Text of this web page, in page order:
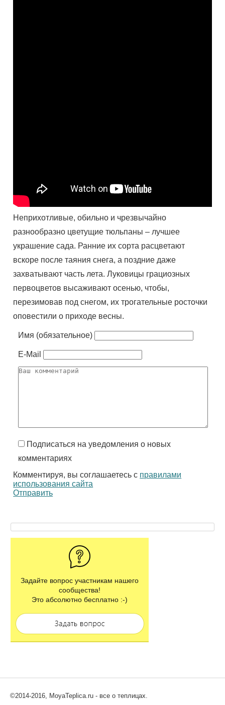
Неприхотливые, обильно и чрезвычайно
разнообразно цветущие тюльпаны – лучшее
украшение сада. Ранние их сорта расцветают
вскоре после таяния снега, а поздние даже
захватывают часть лета. Луковицы грациозных
первоцветов высаживают осенью, чтобы,
перезимовав под снегом, их трогательные росточки
оповестили о приходе весны.
Имя (обязательное)
E-Mail
Подписаться на уведомления о новых
комментариях
Комментируя, вы соглашаетесь с правилами
использования сайта
Отправить
Задайте вопрос участникам нашего
сообщества!
Это абсолютно бесплатно :-)
©2014-2016, MoyaTeplica.ru - все о теплицах.